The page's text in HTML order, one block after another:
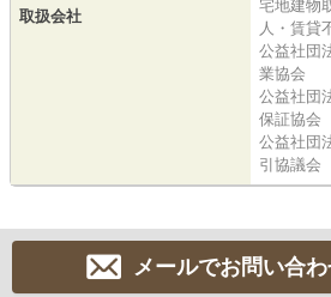
取扱会社
宅地建物
人・賃貸
公益社団
業協会
公益社団
保証協会
公益社団
引協議会
メールでお問い合